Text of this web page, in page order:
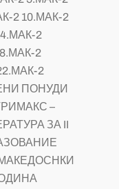
2 10.МАК-2
2
2
2
ПОНУДИ
–
ЗА II